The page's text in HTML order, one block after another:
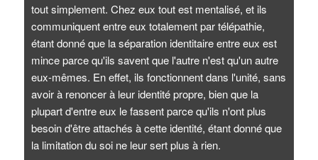
tout simplement. Chez eux tout est mentalisé, et ils
communiquent entre eux totalement par télépathie,
étant donné que la séparation identitaire entre eux est
mince parce qu'ils savent que l'autre n'est qu'un autre
eux-mêmes. En effet, ils fonctionnent dans l'unité, sans
avoir à renoncer à leur identité propre, bien que la
plupart d'entre eux le fassent parce qu'ils n'ont plus
besoin d'être attachés à cette identité, étant donné que
la limitation du soi ne leur sert plus à rien.